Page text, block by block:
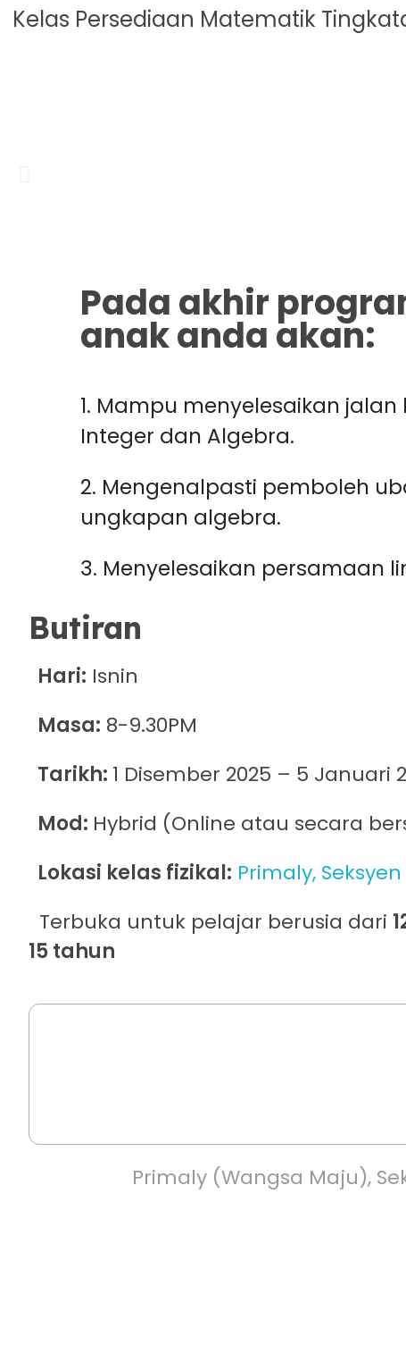
Kelas Persediaan Matematik
Pada akhir
anak anda akan:
Mampu menyelesaikan jalan
Integer dan Algebra.
Mengenalpasti pemboleh
ungkapan algebra.
Menyelesaikan persamaan
Butiran
Hari: Isnin
Masa: 8-9.30PM
Tarikh: 1 Disember 2025 – 5 Januari
Mod: Hybrid (Online atau secara
Lokasi kelas fizikal: Primaly, Seksyen
Terbuka untuk pelajar berusia dari
15 tahun
Primaly (Wangsa Maju),